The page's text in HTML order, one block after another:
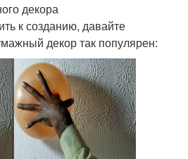
декора
к созданию, давайте
декор так популярен: